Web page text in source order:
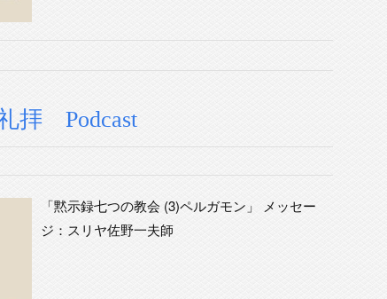
拝 Podcast
「黙示録七つの教会 (3)ペルガモン」 メッセー
ジ：スリヤ佐野一夫師